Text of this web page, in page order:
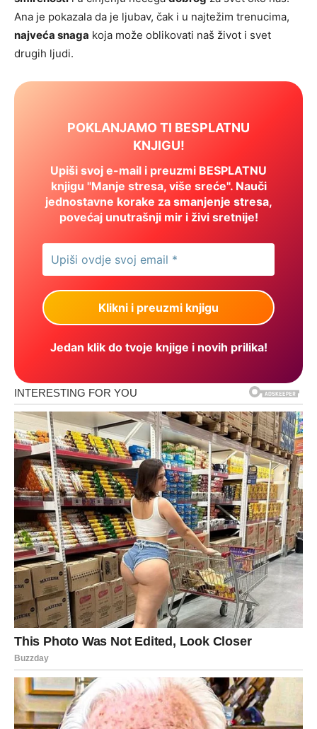
Ana je pokazala da je ljubav, čak i u najtežim trenucima,
najveća snaga koja može oblikovati naš život i svet
drugih ljudi.
POKLANJAMO TI BESPLATNU
KNJIGU!
Upiši svoj e-mail i preuzmi BESPLATNU
knjigu "Manje stresa, više sreće". Nauči
jednostavne korake za smanjenje stresa,
povećaj unutrašnji mir i živi sretnije!
Jedan klik do tvoje knjige i novih prilika!